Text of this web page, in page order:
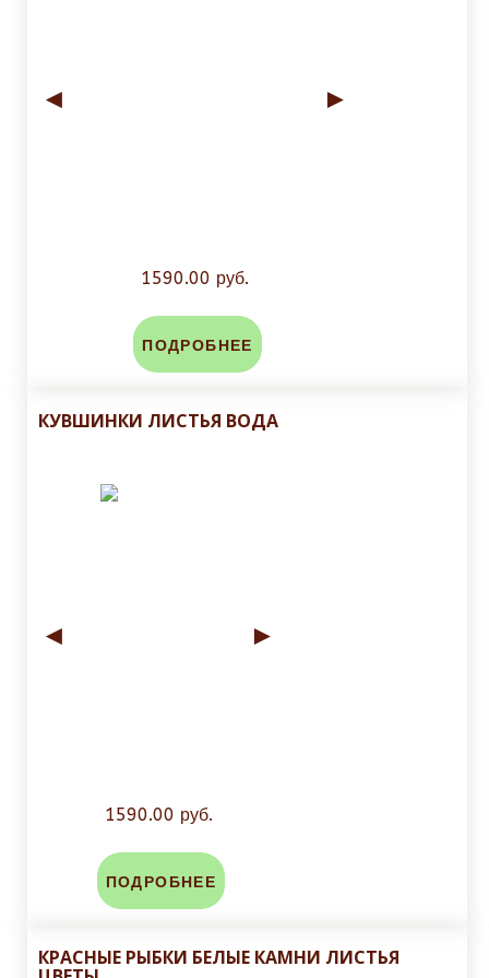
◄ ►
1590.00 руб.
ПОДРОБНЕЕ
КУВШИНКИ ЛИСТЬЯ ВОДА
◄ ►
1590.00 руб.
ПОДРОБНЕЕ
КРАСНЫЕ РЫБКИ БЕЛЫЕ КАМНИ ЛИСТЬЯ